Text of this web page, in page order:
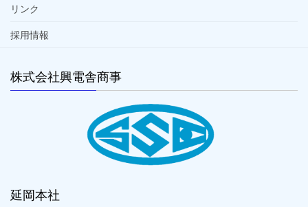
リンク
採用情報
株式会社興電舎商事
延岡本社